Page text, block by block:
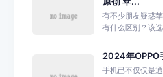
有不少朋友疑惑
有什么区别？该
2024年OPPO
手机已不仅仅是